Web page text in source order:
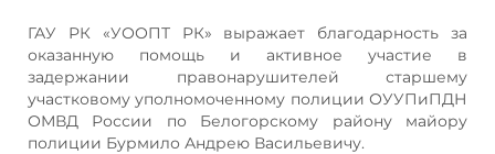
ГАУ РК «УООПТ РК» выражает благодарность за
оказанную помощь и активное участие в
задержании правонарушителей старшему
участковому уполномоченному полиции ОУУПиПДН
ОМВД России по Белогорскому району майору
полиции Бурмило Андрею Васильевичу.